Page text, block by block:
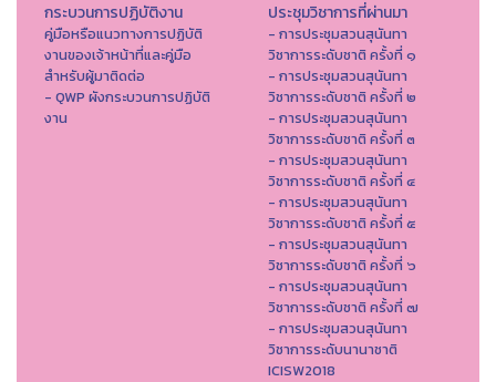
กระบวนการปฏิบัติงาน
คู่มือหรือแนวทางการปฏิบัติ
งานของเจ้าหน้าที่และคู่มือ
สำหรับผู้มาติดต่อ
- QWP ผังกระบวนการปฏิบัติ
งาน
ประชุมวิชาการที่ผ่านมา
- การประชุมสวนสุนันทา
วิชาการระดับชาติ ครั้งที่ ๑
- การประชุมสวนสุนันทา
วิชาการระดับชาติ ครั้งที่ ๒
- การประชุมสวนสุนันทา
วิชาการระดับชาติ ครั้งที่ ๓
- การประชุมสวนสุนันทา
วิชาการระดับชาติ ครั้งที่ ๔
- การประชุมสวนสุนันทา
วิชาการระดับชาติ ครั้งที่ ๕
- การประชุมสวนสุนันทา
วิชาการระดับชาติ ครั้งที่ ๖
- การประชุมสวนสุนันทา
วิชาการระดับชาติ ครั้งที่ ๗
- การประชุมสวนสุนันทา
วิชาการระดับนานาชาติ
ICISW2018